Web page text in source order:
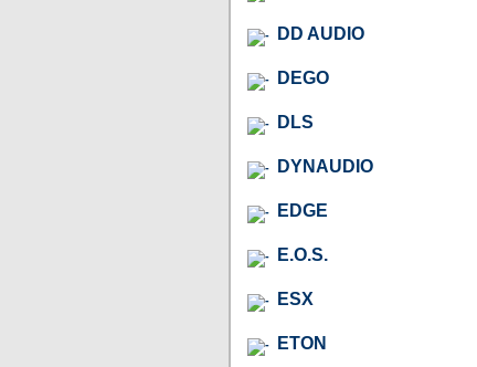
DD AUDIO
DEGO
DLS
DYNAUDIO
EDGE
E.O.S.
ESX
ETON